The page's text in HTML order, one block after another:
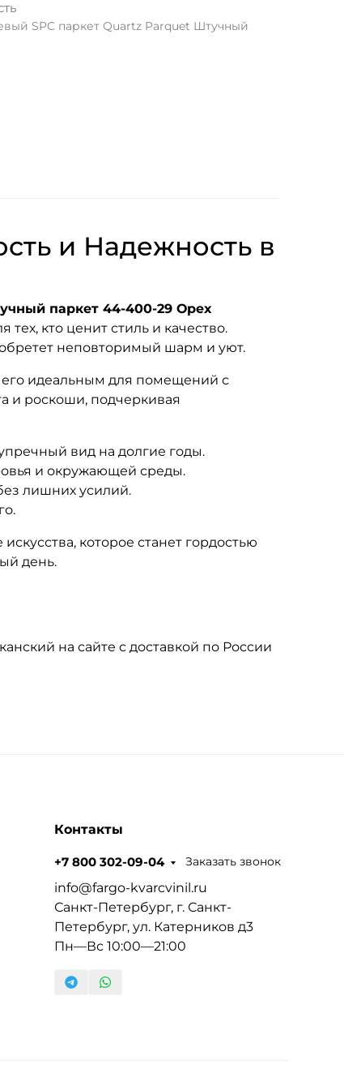
SPC паркет Quartz Parquet Штучный
и Надежность в
паркет 44-400-29 Орех
кто ценит стиль и качество.
неповторимый шарм и уют.
его идеальным для помещений с
и роскоши, подчеркивая
вид на долгие годы.
и окружающей среды.
лишних усилий.
которое станет гордостью
день.
на сайте с доставкой по России
Контакты
+7 800 302-09-04 Заказать звонок
info@fargo-kvarcvinil.ru
Санкт-Петербург, г. Санкт-
Петербург, ул. Катерников д3
Пн—Вс 10:00—21:00